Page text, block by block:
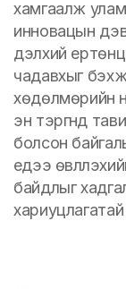
хамгаалж
инновацын
дэлхий
чадавхыг
хөдөлмөрийн
эн тэргүүнд
болсон
үедээ
байдлыг
хариуцлагатай